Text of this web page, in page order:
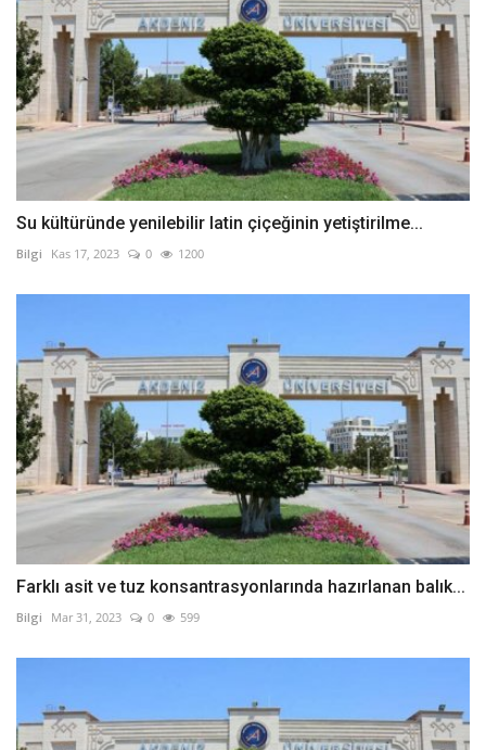
Su kültüründe yenilebilir latin çiçeğinin yetiştirilme...
Bilgi Kas 17, 2023 0 1200
Farklı asit ve tuz konsantrasyonlarında hazırlanan balık...
Bilgi Mar 31, 2023 0 599